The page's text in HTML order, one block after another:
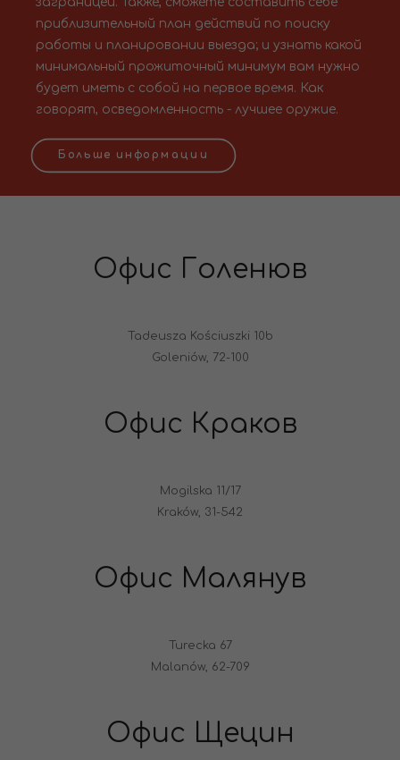
приблизительный план действий по поиску
работы и планировании выезда; и узнать какой
минимальный прожиточный минимум вам нужно
будет иметь с собой на первое время. Как
говорят, осведомленность - лучшее оружие.
Больше информации
Офис Голенюв
Tadeusza Kościuszki 10b
Goleniów, 72-100
Офис Краков
Mogilska 11/17
Kraków, 31-542
Офис Малянув
Turecka 67
Malanów, 62-709
Офис Щецин